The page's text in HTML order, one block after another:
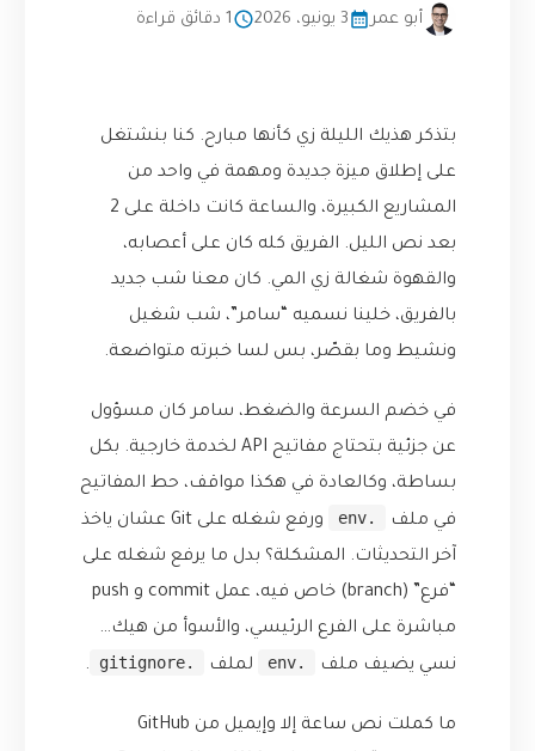
أبو عمر 3 يونيو، 2026 1 دقائق قراءة
بتذكر هذيك الليلة زي كأنها مبارح. كنا بنشتغل
على إطلاق ميزة جديدة ومهمة في واحد من
المشاريع الكبيرة، والساعة كانت داخلة على 2
بعد نص الليل. الفريق كله كان على أعصابه،
والقهوة شغالة زي المي. كان معنا شب جديد
بالفريق، خلينا نسميه “سامر”، شب شغيل
ونشيط وما بقصّر، بس لسا خبرته متواضعة.
في خضم السرعة والضغط، سامر كان مسؤول
عن جزئية بتحتاج مفاتيح API لخدمة خارجية. بكل
بساطة، وكالعادة في هكذا مواقف، حط المفاتيح
في ملف
.env
ورفع شغله على Git عشان ياخذ
آخر التحديثات. المشكلة؟ بدل ما يرفع شغله على
“فرع” (branch) خاص فيه، عمل commit و push
مباشرة على الفرع الرئيسي، والأسوأ من هيك…
نسي يضيف ملف
.env لملف .gitignore
.
ما كملت نص ساعة إلا وإيميل من GitHub